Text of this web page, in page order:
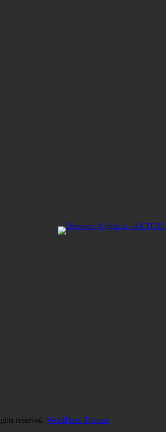
reserved. WordPress Themes